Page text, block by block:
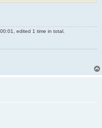
edited 1 time in total.